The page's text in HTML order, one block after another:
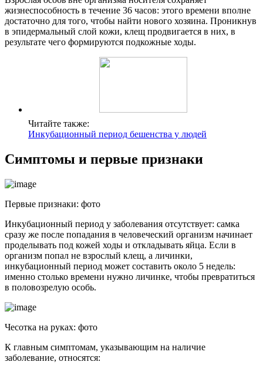
жизнеспособность в течение 36 часов: этого времени вполне
достаточно для того, чтобы найти нового хозяина. Проникнув
в эпидермальный слой кожи, клещ продвигается в них, в
результате чего формируются подкожные ходы.
Читайте также:
Инкубационный период бешенства у людей
Симптомы и первые признаки
Первые признаки: фото
Инкубационный период у заболевания отсутствует: самка
сразу же после попадания в человеческий организм начинает
проделывать под кожей ходы и откладывать яйца. Если в
организм попал не взрослый клещ, а личинки,
инкубационный период может составить около 5 недель:
именно столько времени нужно личинке, чтобы превратиться
в половозрелую особь.
Чесотка на руках: фото
К главным симптомам, указывающим на наличие
заболевание, относятся: